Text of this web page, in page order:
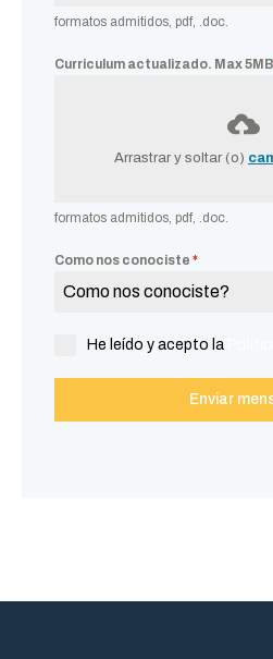
formatos admitidos, pdf, .doc.
Curriculum actualizado. Max 5MB
Arrastrar y soltar (o)
formatos admitidos, pdf, .doc.
Como nos conociste *
Como nos conociste?
He leído y acepto la
Enviar